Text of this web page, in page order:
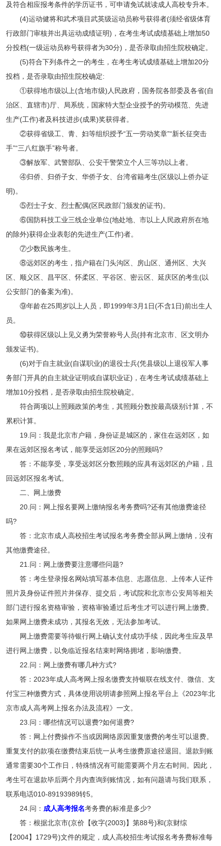
及符合相应报考条件的学历证书，可申请免试就读成人高校专升本。
(4)运动健将和武术项目武英级运动员称号获得者(须经省级体育
行政部门审核并出具运动成绩证明)，在考生考试成绩基础上增加50
分投档(一级运动员称号获得者为30分)，是否录取由招生院校确定。
(5)符合下列条件之一的考生，在考生考试成绩基础上增加20分
投档，是否录取由招生院校确定:
①获得地市级以上(含地市级)人民政府，国务院各部委及各省(自
治区、直辖市)厅、局系统，国家特大型企业授予的劳动模范、先进
生产(工作)者及科技进步(成果)奖获得者。
②获得省级工、青、妇等组织授予“五一劳动奖章”“新长征突击
手”“三八红旗手”称号者。
③解放军、武警部队、公安干警荣立个人三等功以上者。
④归侨、归侨子女、华侨子女、台湾省籍考生(区级以上侨办证
明)。
⑤烈士子女、烈士配偶(区民政部门颁发的证书)。
⑥国防科技工业三线企业单位(地处地、市以上人民政府所在地
的除外)获得企业表彰的先进生产(工作)者。
⑦少数民族考生。
⑧远郊区的考生，指户籍在门头沟区、房山区、通州区、大兴
区、顺义区、昌平区、怀柔区、平谷区、密云区、延庆区的考生(以
公安部门的备案为准)。
⑨年龄在25周岁以上人员，即1999年3月1日(不含1日)前出生人
员。
⑩获得区级以上见义勇为荣誉称号人员(持有北京市、区文明办
颁发证书)。
(6)对于自主就业(自谋职业)的退役士兵(凭县级以上退役军人事
务部门开具的自主就业证明或自谋职业证)，在考生考试成绩基础上
增加10分投档，是否录取由招生院校确定。
符合两项以上照顾政策的考生，其照顾分数按最高级别计算，不
累积计算。
19.问：我是北京市户籍，身份证是城区的，家住在远郊区，如
果在远郊区报名考试，能享受远郊区20分的照顾吗?
答：不能享受，享受远郊区分数照顾的应具有远郊区的户籍，且
回远郊区报名考试。
二、网上缴费
20.问：网上报名要网上缴纳报名考务费吗?还有其他缴费途径
吗?
答：北京市成人高校招生考试报名考务费全部从网上缴纳，没有
其他缴费途径。
21.问：网上缴费要注意哪些问题?
答：考生登录报名网站填写基本信息、志愿信息、上传本人证件
照片及身份证件照片并保存、提交后，考试院和北京市公安局等相关
部门进行报名资格审验，资格审验通过后考生才可以进行网上缴费。
如果网上缴费未成功，其报名无效，无法参加考试。
网上缴费需要等待银行网上确认支付成功手续，因此考生应及早
进行网上缴费，以免临近报名结束时网络拥堵，影响缴费。
22.问：网上缴费有哪几种方式?
答：2023年成人高考网上报名缴费支持银联在线支付、微信、支
付宝三种缴费方式，具体使用说明请参照网上报名平台上《2023年北
京市成人高考网上报名办法及流程》一文。
23.问：哪些情况可以退费?如何退费?
答：网上付费操作不当或因网络原因重复缴费的考生可以退费。
重复支付的款项在缴费结束后统一从考生缴费原途径退回。退款到账
通常需要30个工作日，特殊情况有可能需要两个月左右时间。因此，
考生可在退款毕后两个月内查询到账情况，如有问题请与我们联系，
联系电话010-89193989转5。
24.问： 成人高考报名考务费的标准是多少?
答：根据北京市(京价【收字(2003)】第88号)和(京财综
【2004】1729号)文件的规定，成人高校招生考试报名考务费标准每